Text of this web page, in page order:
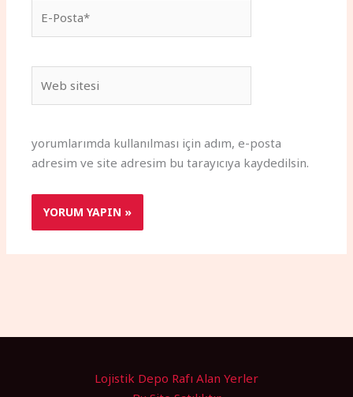
Posta*
sitesi
yorumlarımda kullanılması için adım, e-posta
adresim ve site adresim bu tarayıcıya kaydedilsin.
Lojistik Depo Rafı Alan Yerler